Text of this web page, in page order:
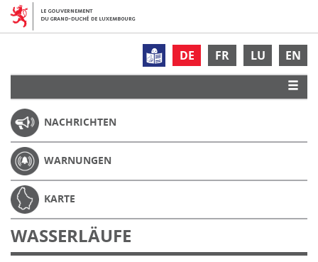
DE FR LU EN
NACHRICHTEN
WARNUNGEN
KARTE
WASSERLÄUFE